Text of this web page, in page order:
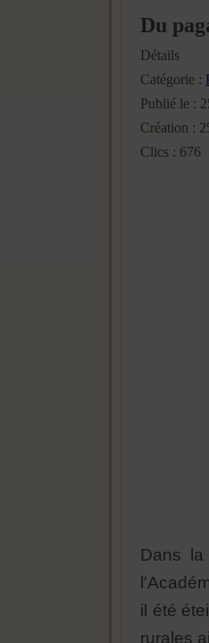
Du
Détails
Catégorie :
Publié le :
Création :
Clics : 676
Dans
il été
rurales